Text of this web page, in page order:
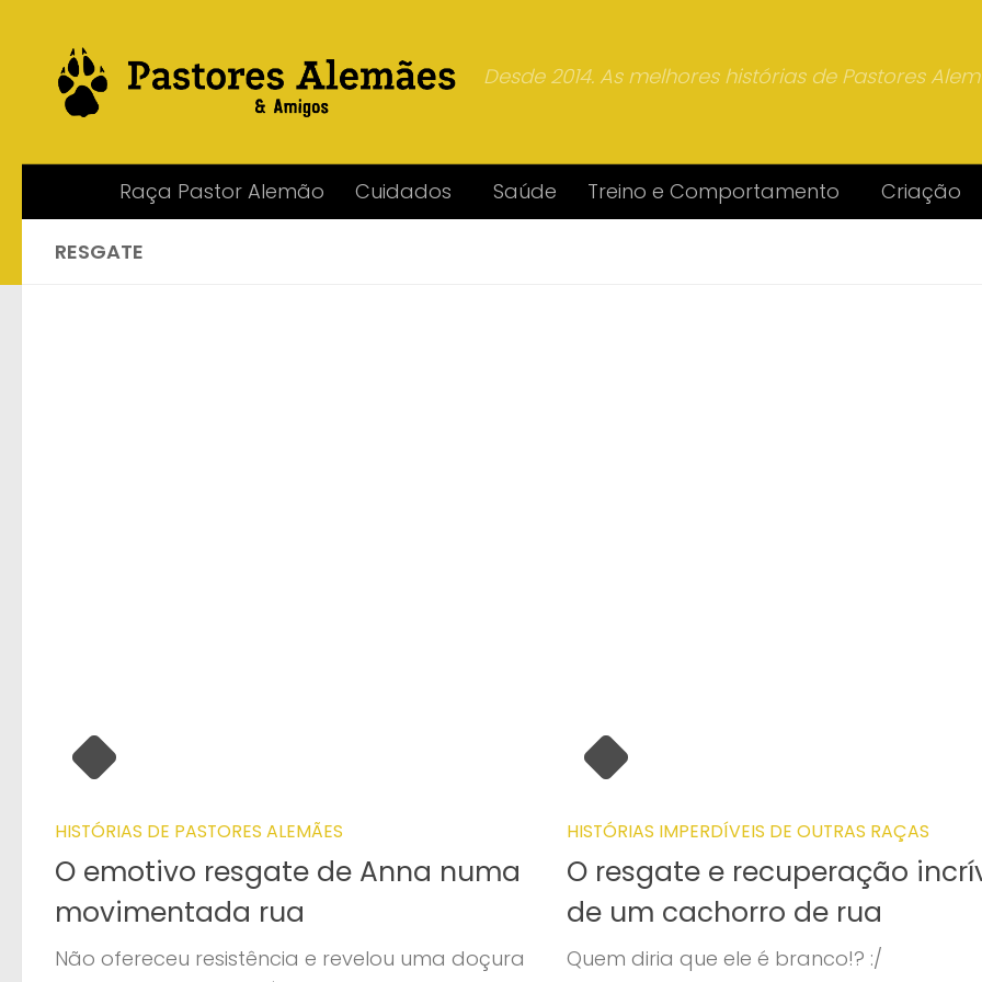
Desde 2014. As melhores histórias de Pastores
Raça Pastor Alemão Cuidados Saúde Treino e Comportamento Criação
RESGATE
HISTÓRIAS DE PASTORES ALEMÃES
O emotivo resgate de Anna numa
movimentada rua
Não ofereceu resistência e revelou uma doçura
HISTÓRIAS IMPERDÍVEIS DE OUTRAS RAÇAS
O resgate e recuperação
de um cachorro de rua
Quem diria que ele é branco!? :/